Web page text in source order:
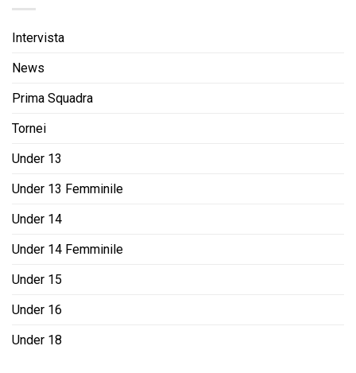
Intervista
News
Prima Squadra
Tornei
Under 13
Under 13 Femminile
Under 14
Under 14 Femminile
Under 15
Under 16
Under 18